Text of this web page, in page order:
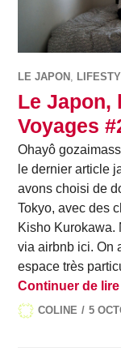
LE JAPON ,
Le Japon,
Voyages
Ohayô
le dernier article
avons choisi de
Tokyo, avec des
Kisho Kurokawa.
via airbnb ici. On
espace très
Continuer de lire
COLINE 5